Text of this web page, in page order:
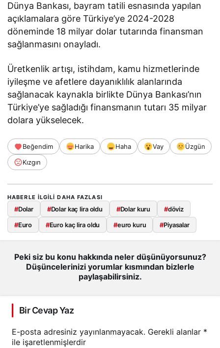
Dünya Bankası, bayram tatili esnasında yapılan
açıklamalara göre Türkiye’ye 2024-2028
döneminde 18 milyar dolar tutarında finansman
sağlanmasını onayladı.
Üretkenlik artışı, istihdam, kamu hizmetlerinde
iyileşme ve afetlere dayanıklılık alanlarında
sağlanacak kaynakla birlikte Dünya Bankası’nın
Türkiye’ye sağladığı finansmanın tutarı 35 milyar
dolara yükselecek.
Beğendim Harika Haha Vay
Üzgün
Kızgın
HABERLE ILGILI DAHA FAZLASI
#Dolar #Dolar kaç lira oldu #Dolar kuru #döviz
#Euro #Euro kaç lira oldu #euro kuru #Piyasalar
Peki siz bu konu hakkında neler düşünüyorsunuz?
Düşüncelerinizi yorumlar kısmından bizlerle
paylaşabilirsiniz.
Bir Cevap Yaz
E-posta adresiniz yayınlanmayacak. Gerekli alanlar *
ile işaretlenmişlerdir